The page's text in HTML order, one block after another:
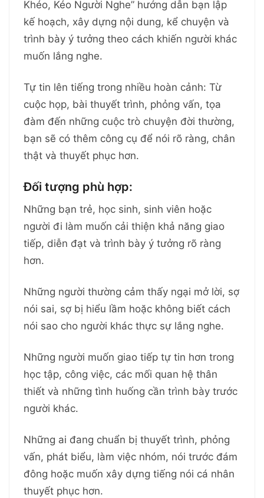
Khéo, Kéo Người Nghe” hướng dẫn bạn lập
kế hoạch, xây dựng nội dung, kể chuyện và
trình bày ý tưởng theo cách khiến người khác
muốn lắng nghe.
Tự tin lên tiếng trong nhiều hoàn cảnh: Từ
cuộc họp, bài thuyết trình, phỏng vấn, tọa
đàm đến những cuộc trò chuyện đời thường,
bạn sẽ có thêm công cụ để nói rõ ràng, chân
thật và thuyết phục hơn.
Đối tượng phù hợp:
Những bạn trẻ, học sinh, sinh viên hoặc
người đi làm muốn cải thiện khả năng giao
tiếp, diễn đạt và trình bày ý tưởng rõ ràng
hơn.
Những người thường cảm thấy ngại mở lời, sợ
nói sai, sợ bị hiểu lầm hoặc không biết cách
nói sao cho người khác thực sự lắng nghe.
Những người muốn giao tiếp tự tin hơn trong
học tập, công việc, các mối quan hệ thân
thiết và những tình huống cần trình bày trước
người khác.
Những ai đang chuẩn bị thuyết trình, phỏng
vấn, phát biểu, làm việc nhóm, nói trước đám
đông hoặc muốn xây dựng tiếng nói cá nhân
thuyết phục hơn.